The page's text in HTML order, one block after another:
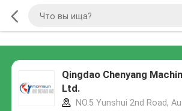
Qingdao Chenyang
Ltd.
NO.5 Yunshui 2nd Road,